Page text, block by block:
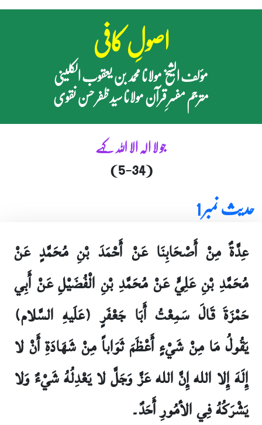
اصولِ کافی
مؤلف الشیخ مولانا محمد بن یعقوب الکلینی
مترجم مفسرِ قرآن مولانا سید ظفر حسن نقوی
جو لا الہ الا اللہ کہے
(5-34)
حدیث نمبر 1
عِدَّةٌ مِنْ أَصْحَابِنَا عَنْ أَحْمَدَ بْنِ مُحَمَّدٍ عَنْ
مُحَمَّدِ بْنِ عَلِيٍّ عَنْ مُحَمَّدِ بْنِ الْفُضَيْلِ عَنْ أَبِي
حَمْزَةَ قَالَ سَمِعْتُ أَبَا جَعْفَرٍ (عَلَيهِ السَّلام)
يَقُولُ مَا مِنْ شَيْ‏ءٍ أَعْظَمَ ثَوَاباً مِنْ شَهَادَةِ أَنْ لا
إِلَهَ إِلا الله إِنَّ الله عَزَّ وَجَلَّ لا يَعْدِلُهُ شَيْ‏ءٌ وَلا
يَشْرَكُهُ فِي الأمُورِ أَحَدٌ۔